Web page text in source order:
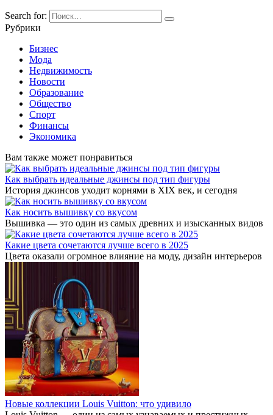
Search for:
Рубрики
Бизнес
Мода
Недвижимость
Новости
Образование
Общество
Спорт
Финансы
Экономика
Вам также может понравиться
Как выбрать идеальные джинсы под тип фигуры
История джинсов уходит корнями в XIX век, и сегодня
Как носить вышивку со вкусом
Вышивка — это один из самых древних и изысканных видов
Какие цвета сочетаются лучше всего в 2025
Цвета оказали огромное влияние на моду, дизайн интерьеров
Новые коллекции Louis Vuitton: что удивило